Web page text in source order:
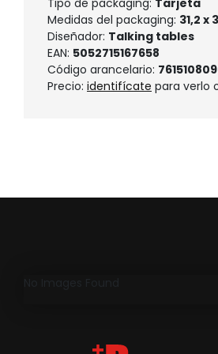
Tipo de packaging: Tarjeta
Medidas del packaging: 31,2 x
Diseñador: Talking tables
EAN: 5052715167658
Código arancelario:
Precio: identifícate para verlo